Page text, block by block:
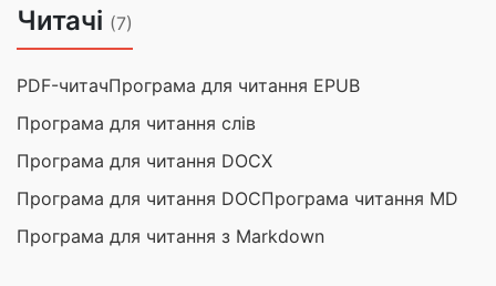
Читачі (7)
PDF-читачПрограма для читання EPUB
Програма для читання слів
Програма для читання DOCX
Програма для читання DOCПрограма читання MD
Програма для читання з Markdown